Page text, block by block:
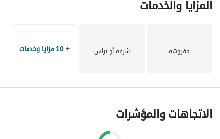
المزايا والخدمات
مفروشة شرفة أو تراس + 10 مزايا وخدمات
الاتجاهات والمؤشرات